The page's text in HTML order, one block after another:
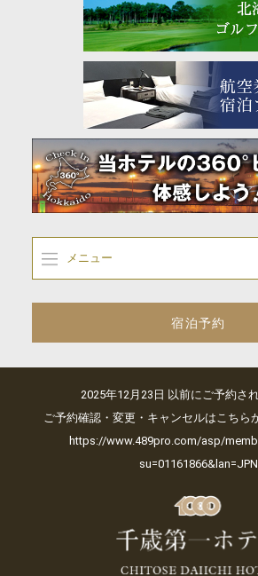
メニュー
宿泊予約
2025年12月23日 以前にご予約さ
ご予約確認・変更・キャンセルはこちら
https://www.489pro.com/asp/
su=01161866&lan=JPN